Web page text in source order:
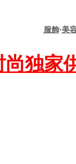
服飾·美
尚独家